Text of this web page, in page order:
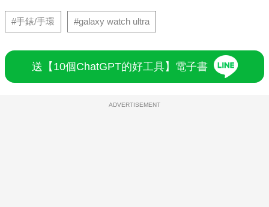
#手錶/手環 #galaxy watch ultra
送【10個ChatGPT的好工具】電子書
ADVERTISEMENT